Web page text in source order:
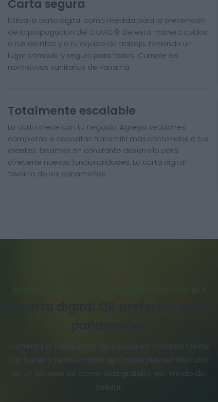
Carta segura
Utiliza la carta digital como medida para la prevención
de la propagación del COVID19. De esta manera cuidas
a tus clientes y a tu equipo de trabajo, teniendo un
lugar cómodo y seguro para todos. Cumple las
normativas sanitarias de Panamá.
Totalmente escalable
La carta crece con tu negocio. Agrega secciones
completas si necesitas transmitir más contenidos a tus
clientes. Estamos en constante desarrollo para
ofrecerte nuevas funcionalidades. La carta digital
favorita de los panameños.
Aumenta la fidelización del cliente en Panamá Oeste.
Los bares y restaurantes de Capira pueden disfrutar
de un sistema de comandas gratuito por medio del
celular.